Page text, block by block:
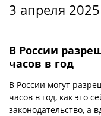
3 апреля
В России
часов в год
В России могут
часов в год, как это
законодательство, а